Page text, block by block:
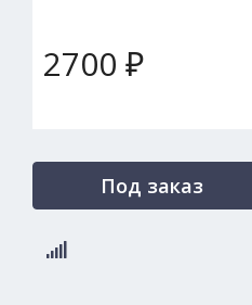
2700 ₽
Под заказ